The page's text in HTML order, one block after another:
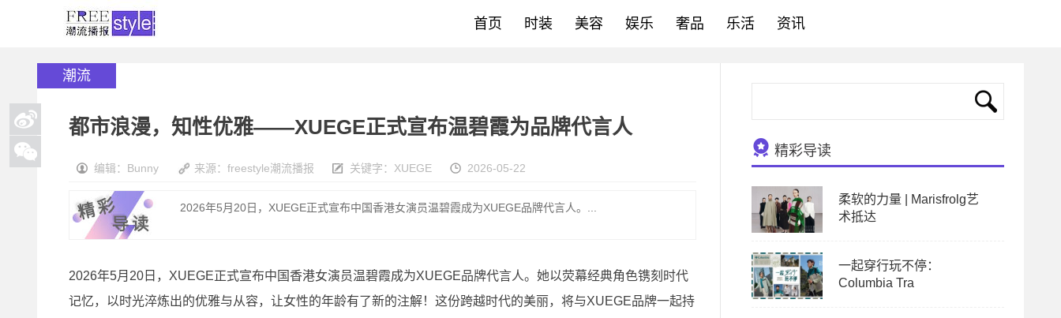
首页 时装 美容 娱乐 奢品 乐活 资讯
潮流
都市浪漫，知性优雅——XUEGE正式宣布温碧霞为品牌代言人
编辑：Bunny 来源：freestyle潮流播报 关键字： XUEGE 2026-05-22
2026年5月20日，XUEGE正式宣布中国香港女演员温碧霞成为XUEGE品牌代言人。...
2026年5月20日，XUEGE正式宣布中国香港女演员温碧霞成为XUEGE品牌代言人。她以荧幕经典角色镌刻时代
记忆，以时光淬炼出的优雅与从容，让女性的年龄有了新的注解！这份跨越时代的美丽，将与XUEGE品牌一起持
精彩导读
柔软的力量 | Marisfrolg艺
术抵达
一起穿行玩不停：
Columbia Tra